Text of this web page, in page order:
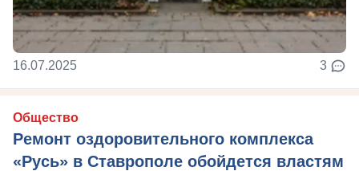
16.07.2025 3
Общество
Ремонт оздоровительного комплекса
«Русь» в Ставрополе обойдется властям